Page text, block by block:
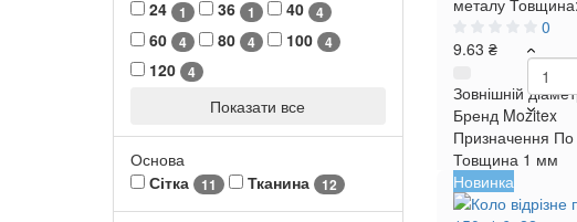
24
1 36 1 40 4
60 4 80 4 100 4
120 4
Показати все
Основа
Сітка
11 Тканина 12
металу Товщина:
0
9.63 ₴
Зовнішній
Бренд Mozitex
Призначення По
Товщина 1 мм
Новинка